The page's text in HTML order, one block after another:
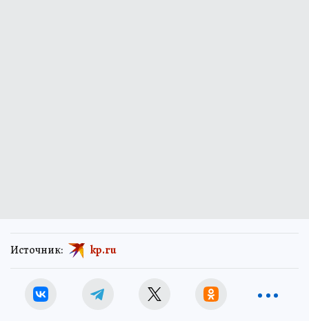
Источник: kp.ru